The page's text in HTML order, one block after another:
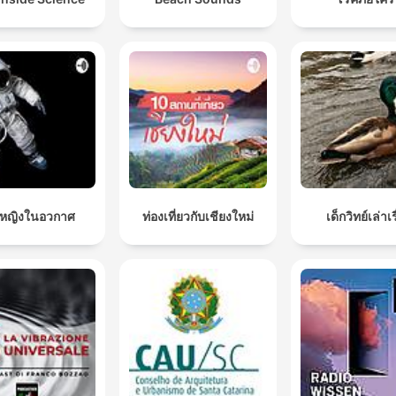
ญิงในอวกาศ ท่องเที่ยวกับเชียงใหม่ เด็กวิทย์เล่าเ